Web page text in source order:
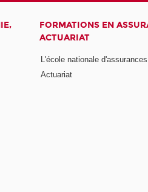
FORMATIONS EN
ACTUARIAT
L'école nationale
Actuariat